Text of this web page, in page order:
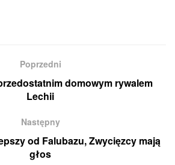
Poprzedni
domowym rywalem
Lechii
Następny
od Falubazu, Zwycięzcy mają
głos